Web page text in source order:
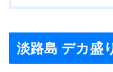
淡路島 デカ盛